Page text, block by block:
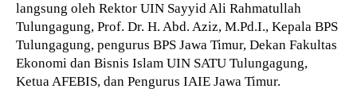
langsung oleh Rektor UIN Sayyid Ali Rahmatullah
Tulungagung, Prof. Dr. H. Abd. Aziz, M.Pd.I., Kepala BPS
Tulungagung, pengurus BPS Jawa Timur, Dekan Fakultas
Ekonomi dan Bisnis Islam UIN SATU Tulungagung,
Ketua AFEBIS, dan Pengurus IAIE Jawa Timur.